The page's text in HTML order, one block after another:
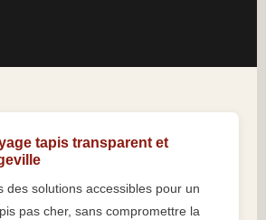
tapis transparent et
des solutions accessibles pour un
pas cher, sans compromettre la